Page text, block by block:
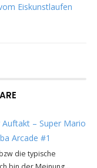
Eiskunstlaufen
– Super Mario
Arcade #1
die typische